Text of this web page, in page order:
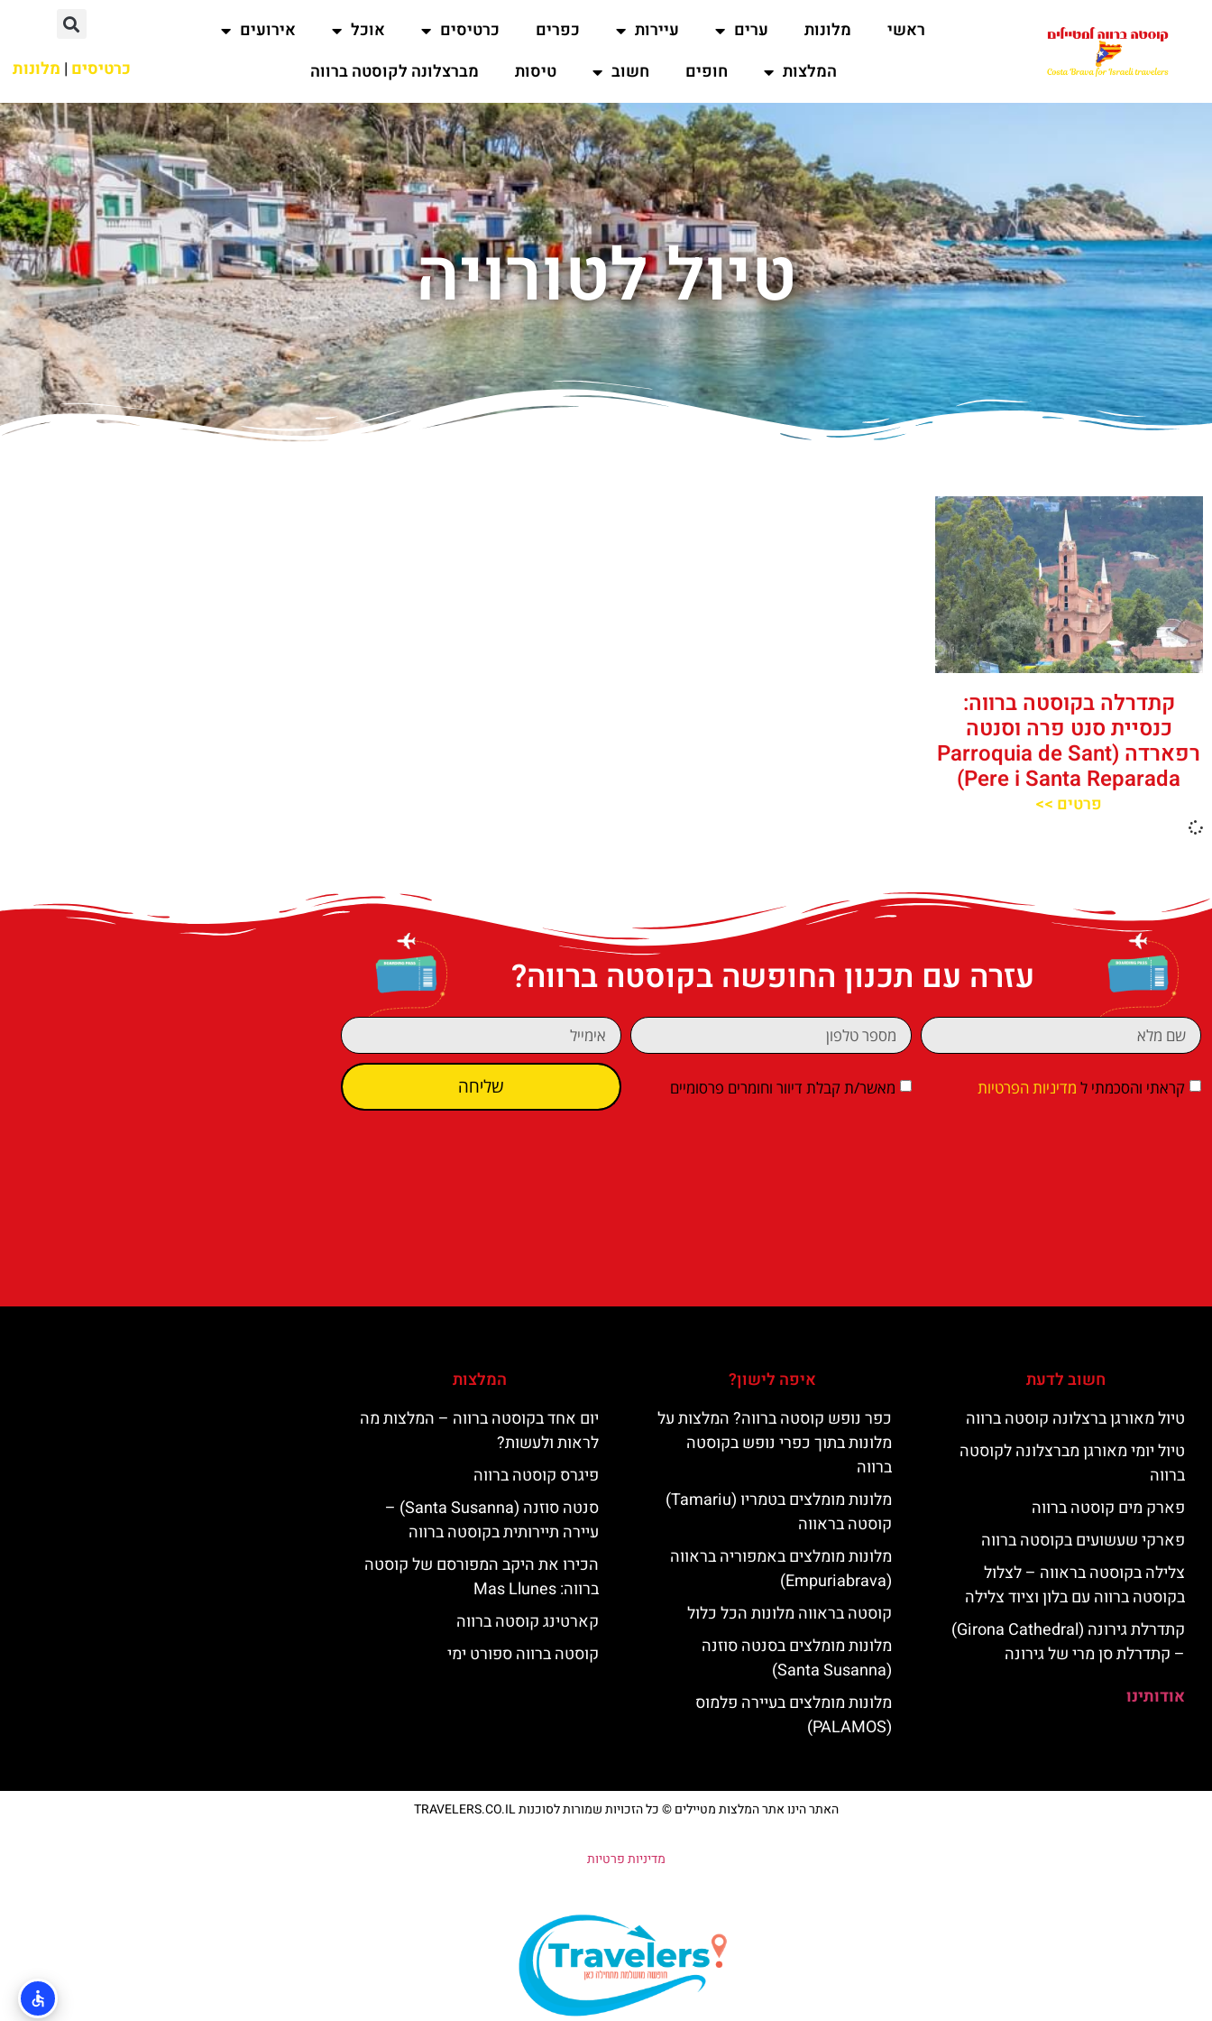
ראשי מלונות ערים עיירות כפרים כרטיסים אוכל
אירועים
המלצות
חופים חשוב טיסות מברצלונה לקוסטה ברווה כרטיסים | מלונות
טיול לטורויה
קתדרלה בקוסטה ברווה:
כנסיית סנט פרה וסנטה
רפארדה (Parroquia de Sant
Pere i Santa Reparada)
פרטים >>
עזרה עם תכנון החופשה בקוסטה ברווה?
קראתי והסכמתי ל מדיניות הפרטיות מאשר/ת קבלת דיוור וחומרים פרסומיים שליחה
חשוב לדעת
טיול מאורגן ברצלונה קוסטה ברווה
טיול יומי מאורגן מברצלונה לקוסטה
ברווה
פארק מים קוסטה ברווה
פארקי שעשועים בקוסטה ברווה
צלילה בקוסטה בראווה – לצלול
בקוסטה ברווה עם בלון וציוד צלילה
קתדרלת גירונה (Girona Cathedral)
– קתדרלת סן מרי של גירונה
אודותינו
איפה לישון?
כפר נופש קוסטה ברווה? המלצות על
מלונות בתוך כפרי נופש בקוסטה
ברווה
מלונות מומלצים בטמריו (Tamariu)
קוסטה בראווה
מלונות מומלצים באמפוריה בראווה
(Empuriabrava)
קוסטה בראווה מלונות הכל כלול
מלונות מומלצים בסנטה סוזנה
(Santa Susanna)
מלונות מומלצים בעיירה פלמוס
(PALAMOS)
המלצות
יום אחד בקוסטה ברווה – המלצות מה
לראות ולעשות?
פיגרס קוסטה ברווה
סנטה סוזנה (Santa Susanna) –
עיירה תיירותית בקוסטה ברווה
הכירו את היקב המפורסם של קוסטה
ברווה: ‪‪Mas Llunes‬‬
קארטינג קוסטה ברווה
קוסטה ברווה ספורט ימי
האתר הינו אתר המלצות מטיילים © כל הזכויות שמורות לסוכנות TRAVELERS.CO.IL
מדיניות פרטיות